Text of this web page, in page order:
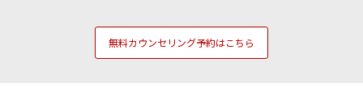
無料カウンセリング予約はこちら